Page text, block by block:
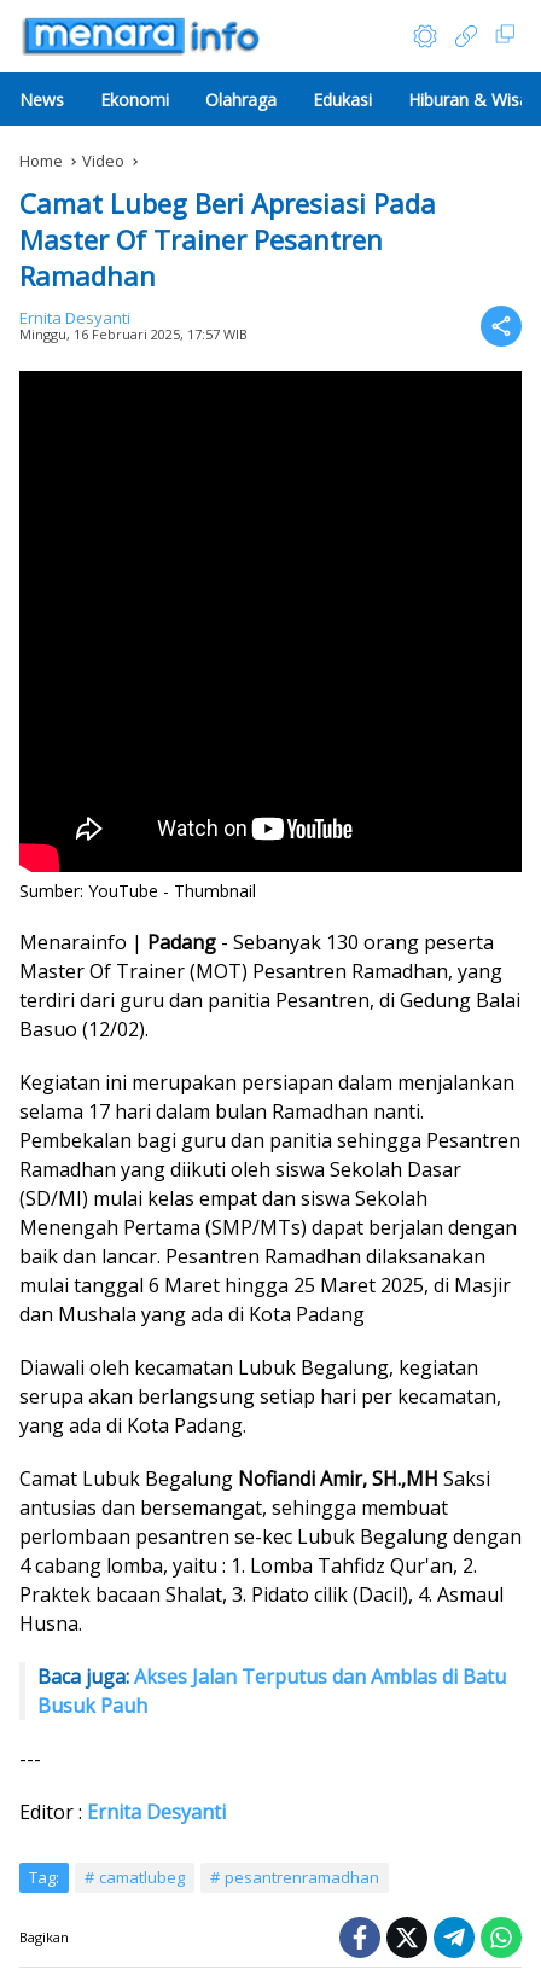
News Ekonomi Olahraga Edukasi Hiburan &
Home Video
Camat Lubeg Beri Apresiasi Pada
Master Of Trainer Pesantren
Ramadhan
Ernita Desyanti
Minggu, 16 Februari 2025, 17:57 WIB
Sumber: YouTube - Thumbnail
Menarainfo | Padang - Sebanyak 130 orang peserta
Master Of Trainer (MOT) Pesantren Ramadhan, yang
terdiri dari guru dan panitia Pesantren, di Gedung Balai
Basuo (12/02).
Kegiatan ini merupakan persiapan dalam menjalankan
selama 17 hari dalam bulan Ramadhan nanti.
Pembekalan bagi guru dan panitia sehingga Pesantren
Ramadhan yang diikuti oleh siswa Sekolah Dasar
(SD/MI) mulai kelas empat dan siswa Sekolah
Menengah Pertama (SMP/MTs) dapat berjalan dengan
baik dan lancar. Pesantren Ramadhan dilaksanakan
mulai tanggal 6 Maret hingga 25 Maret 2025, di Masjir
dan Mushala yang ada di Kota Padang
Diawali oleh kecamatan Lubuk Begalung, kegiatan
serupa akan berlangsung setiap hari per kecamatan,
yang ada di Kota Padang.
Camat Lubuk Begalung Nofiandi Amir, SH.,MH Saksi
antusias dan bersemangat, sehingga membuat
perlombaan pesantren se-kec Lubuk Begalung dengan
4 cabang lomba, yaitu : 1. Lomba Tahfidz Qur'an, 2.
Praktek bacaan Shalat, 3. Pidato cilik (Dacil), 4. Asmaul
Husna.
Baca juga:Akses Jalan Terputus dan Amblas di Batu
Busuk Pauh
---
Editor : Ernita Desyanti
Tag: camatlubeg pesantrenramadhan
Bagikan